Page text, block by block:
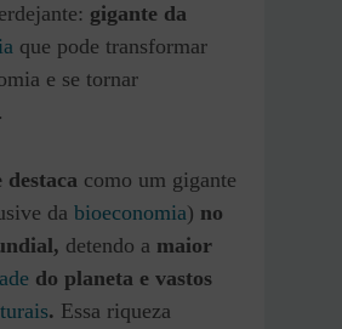
gigante da
que pode transformar
e se tornar
destaca como um gigante
da bioeconomia) no
detendo a maior
do planeta e vastos
. Essa riqueza